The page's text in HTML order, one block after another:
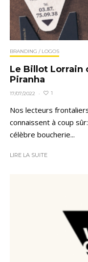
BRANDING / LOGOS
Le Billot Lorrain
Piranha
17/07/2022 · 1
Nos lecteurs
connaissent à coup
célèbre boucherie...
LIRE LA SUITE